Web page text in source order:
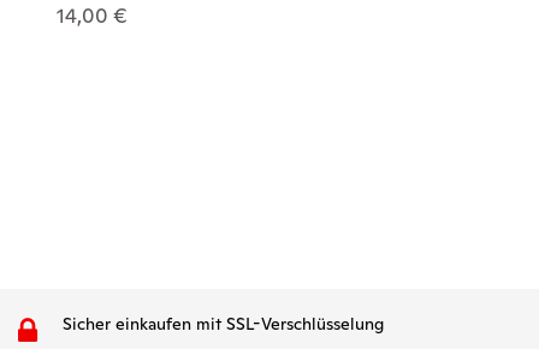
14,00 €
Sicher einkaufen mit SSL-Verschlüsselung